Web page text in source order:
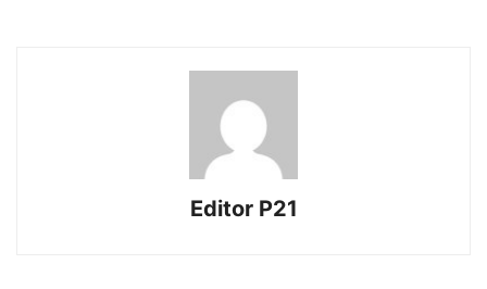
Editor P21